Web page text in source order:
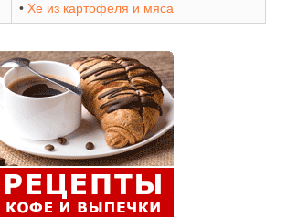
•Хе из картофеля и мяса